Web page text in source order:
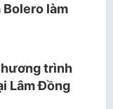
làm
trình
Lâm Đồng